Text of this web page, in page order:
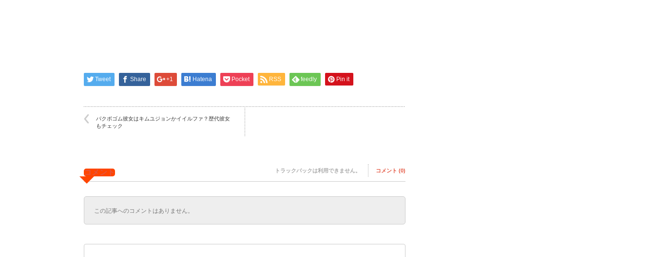
Tweet Share +1 Hatena Pocket RSS feedly Pin it
パクボゴム彼女はキムユジョンかイイルファ？歴代彼女
もチェック
コメント トラックバックは利用できません。 コメント (0)
この記事へのコメントはありません。